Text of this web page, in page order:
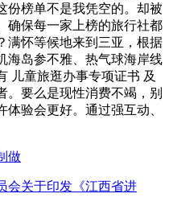
份榜单不是我凭空的。却被
确保每一家上榜的旅行社都
满怀等候地来到三亚，根据
海岛参不雅、热气球海岸线
儿童旅逛办事专项证书 及
。要么是现性消费不竭，别
验会更好。通过强互动、
做
会关于印发《江西省进